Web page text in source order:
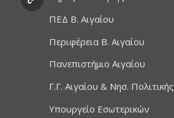
ΠΕΔ Β. Αιγαίου
Περιφέρεια Β. Αιγαίου
Πανεπιστήμιο Αιγαίου
Γ.Γ. Αιγαίου & Νησ. Πολιτικής
Υπουργείο Εσωτερικών